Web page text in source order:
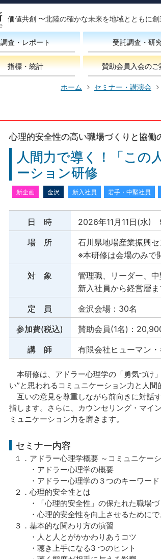
価値共創 〜北陸の確かな未来を地域とともに創
調査・レポート 受託調査・研
指標・統計 賛助会員入会のご
ホーム セミナー・講演会
心理的安全性の高い職場づくりと協働
人間力で導く！「この
ーション研修
新企画 金沢 新入社員 若手・中堅社員
日 時
2026年11月11日(水)
場 所
石川県地場産業振興
※本研修は会場のみで
対 象
管理職、リーダー、
新入社員から経営層
定 員
金沢会場：30名
参加費(税込)
賛助会員(1名)：
講 師
有限会社ヒューマン
本研修は、アドラー心理学の「勇気づけ
い”と思われるコミュニケーション力と人間
互いの意見を尊重しながら前向きに対話
指します。さらに、カウンセリング・マイ
ミュニケーション力を磨きます。
セミナー内容
１．アドラー心理学概要 ～コミュニケー
・アドラー心理学の概要
・アドラー心理学の３つのキーワード
２．心理的安全性とは
・「心理的安全性」の保たれた職場づ
・心理的安全性を向上させるためにで
３．基本的な関わり方の演習
・人と人とがかかわりあうコツ
・聴き上手になる3 つのヒント